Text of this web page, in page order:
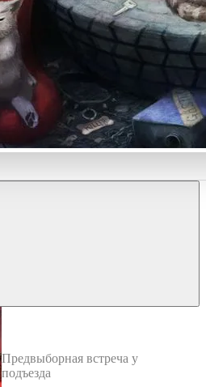
Предвыборная встреча у
подъезда